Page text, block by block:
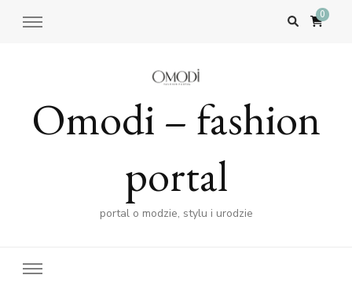
0
Omodi – fashion
portal
portal o modzie, stylu i urodzie